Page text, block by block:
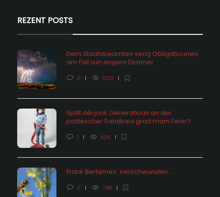
REZENT POSTS
Dem Staatsbeamten seng Obligatiounen
am Fall vun engem Dimmer
0 630
Spillt déi jonk Generatioun an der
politescher Sandkaul grad mam Feier?
1 438
Frank Bertemes: Verschwunden….
0 748